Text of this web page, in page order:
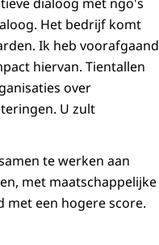
Het bedrijf komt
Ik heb voorafgaand
hiervan. Tientallen
over
U zult
te werken aan
met maatschappelijke
met een hogere score.